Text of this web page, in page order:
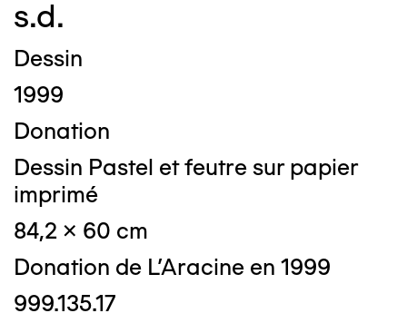
s.d.
Dessin
1999
Donation
Dessin Pastel et feutre sur papier
imprimé
84,2 x 60 cm
Donation de L'Aracine en 1999
999.135.17